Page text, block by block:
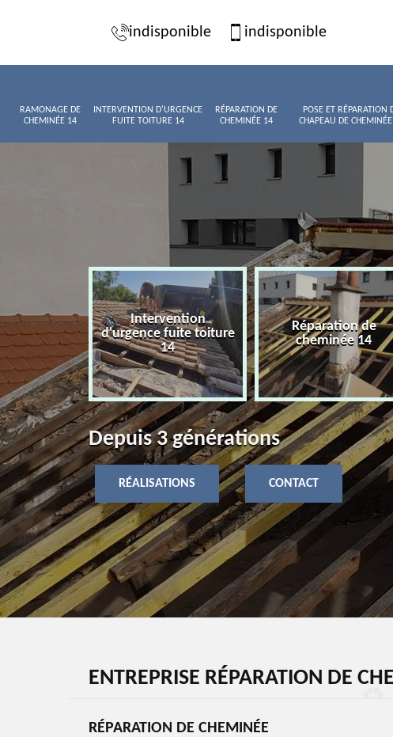
indisponible indisponible
RAMONAGE DE
CHEMINÉE 14
INTERVENTION D'URGENCE
FUITE TOITURE 14
RÉPARATION DE
CHEMINÉE 14
POSE ET RÉPARATION
CHAPEAU DE
de
14
Intervention
d'urgence fuite toiture
14
Réparation de
cheminée 14
Depuis 3 générations
RÉALISATIONS CONTACT
ENTREPRISE RÉPARATION DE
RÉPARATION DE CHEMINÉE